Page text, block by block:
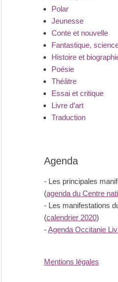
Polar
Jeunesse
Conte et nouvelle
Fantastique,
Histoire et
Poésie
Théâtre
Essai et critique
Livre d’art
Traduction
Agenda
- Les principales
(agenda du Centre
- Les manifestations
(calendrier 2020)
-Agenda Occitanie
Mentions légales